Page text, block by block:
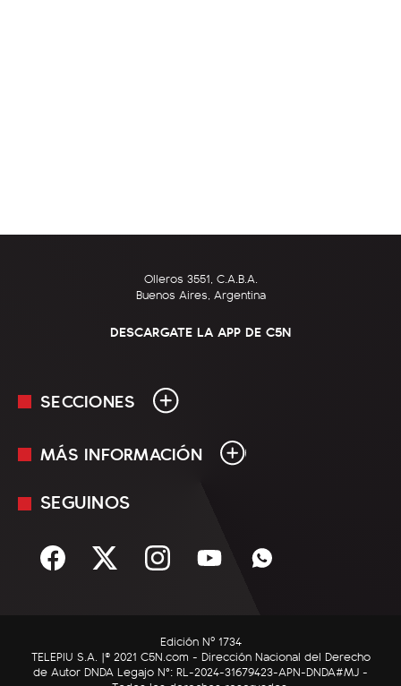
Olleros 3551, C.A.B.A.
Buenos Aires, Argentina
DESCARGATE LA APP DE C5N
SECCIONES
En Vivo
Sociedad
C5N Autos
MÁS INFORMACIÓN
Mediakit
Términos y condiciones
SEGUINOS
Edición Nº 1734
TELEPIU S.A. |© 2021 C5N.com - Dirección Nacional del Derecho
de Autor DNDA Legajo N°: RL-2024-31679423-APN-DNDA#MJ -